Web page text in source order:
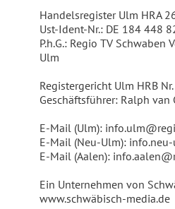
Handelsregister Ulm HRA
Ust-Ident-Nr.: DE 184 448
P.h.G.: Regio TV Schwaben
Ulm
Registergericht Ulm HRB
Geschäftsführer: Ralph van
E-Mail (Ulm):
E-Mail (Neu-Ulm):
E-Mail (Aalen):
Ein Unternehmen von
www.schwäbisch-media.de